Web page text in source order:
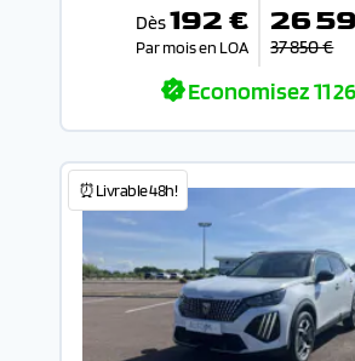
Dès192 €
Par mois en LOA
26
37 850 €
Economisez11
⏰Livrable 48h!